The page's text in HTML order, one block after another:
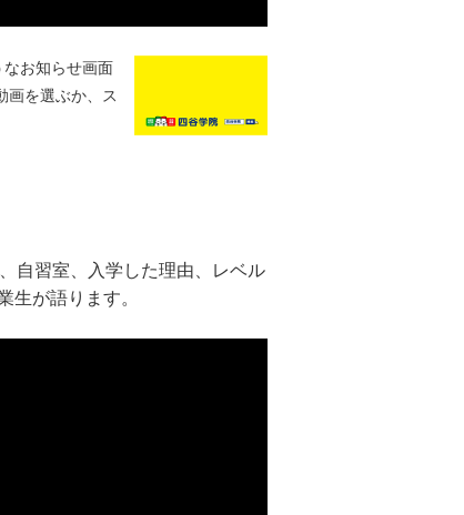
お知らせ画面
画を選ぶか、ス
自習室、入学した理由、レベル
が語ります。